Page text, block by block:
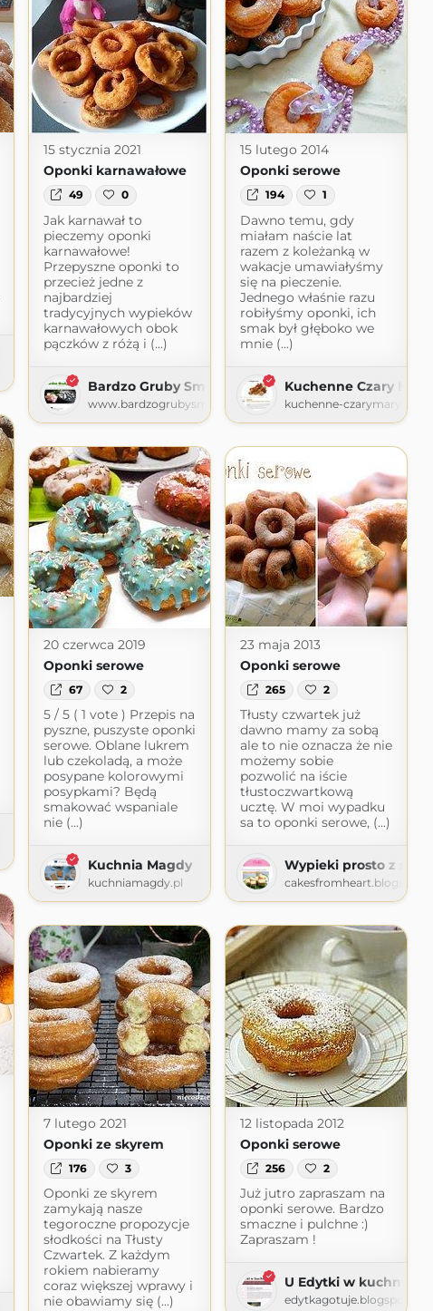
15 stycznia 2021
Oponki karnawałowe
49 0
Jak karnawał to
pieczemy oponki
karnawałowe!
Przepyszne oponki to
przecież jedne z
najbardziej
tradycyjnych wypieków
karnawałowych obok
pączków z różą i (...)
Bardzo Gruby Smok
www.bardzogrubysmok.pl
15 lutego 2014
Oponki serowe
194 1
Dawno temu, gdy
miałam naście lat
razem z koleżanką w
wakacje umawiałyśmy
się na pieczenie.
Jednego właśnie razu
robiłyśmy oponki, ich
smak był głęboko we
mnie (...)
Kuchenne Czary Mary
kuchenne-
20 czerwca 2019
Oponki serowe
67 2
5 / 5 ( 1 vote ) Przepis na
pyszne, puszyste oponki
serowe. Oblane lukrem
lub czekoladą, a może
posypane kolorowymi
posypkami? Będą
smakować wspaniale
nie (...)
Kuchnia Magdy
kuchniamagdy.pl
23 maja 2013
Oponki serowe
265 2
Tłusty czwartek już
dawno mamy za sobą
ale to nie oznacza że nie
możemy sobie
pozwolić na iście
tłustoczwartkową
ucztę. W moi wypadku
sa to oponki serowe, (...)
Wypieki prosto z
7 lutego 2021
Oponki ze skyrem
176 3
Oponki ze skyrem
zamykają nasze
tegoroczne propozycje
słodkości na Tłusty
Czwartek. Z każdym
rokiem nabieramy
coraz większej wprawy i
nie obawiamy się (...)
12 listopada 2012
Oponki serowe
256 2
Już jutro zapraszam na
oponki serowe. Bardzo
smaczne i pulchne :)
Zapraszam !
U Edytki w kuchni